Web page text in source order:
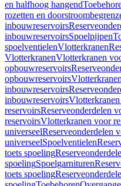
en halfhoog hangend
rozetten en
inbouwreservoirs
inbouwreservoirsSpoelpijpen
spoelventielenVlotterkranen
VlotterkranenVlotterkranen
opbouwreservoirs
opbouwreservoirs
inbouwreservoirs
inbouwreservoirs
reservoirsReserveonderdelen
reservoirsVlotterkranen voor
universeelReserveonderdelen
universeelSpoelventielen
toets spoeling
spoelingSpoelgarnituren
toets spoeling